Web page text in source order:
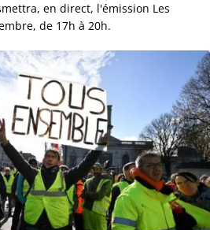
en direct, l'émission Les
de 17h à 20h.